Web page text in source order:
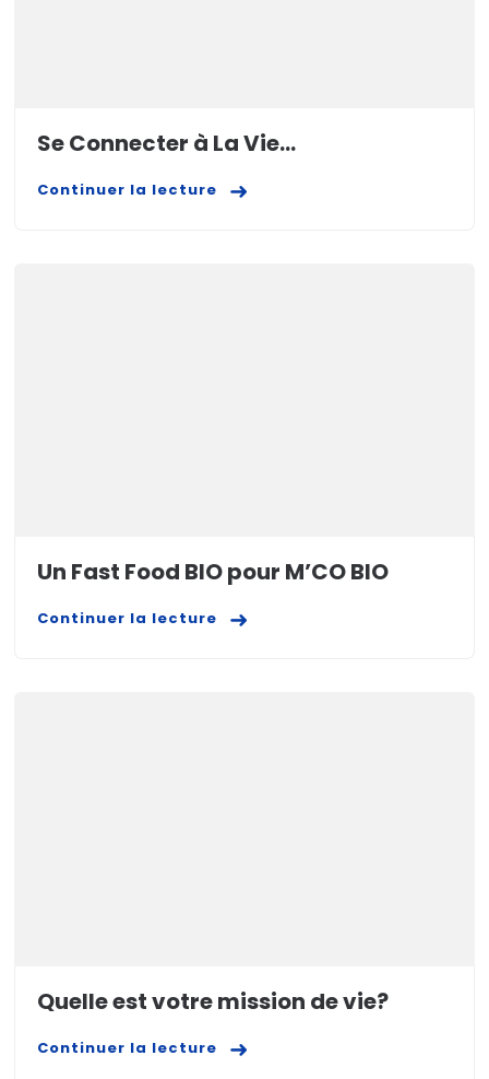
Se Connecter à La Vie…
Continuer la lecture
Un Fast Food BIO pour M’CO BIO
Continuer la lecture
Quelle est votre mission de vie?
Continuer la lecture